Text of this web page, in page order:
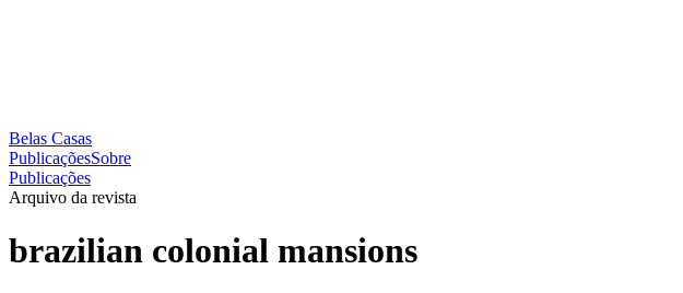
Belas Casas
PublicaçõesSobre
Publicações
Arquivo da revista
brazilian colonial mansions